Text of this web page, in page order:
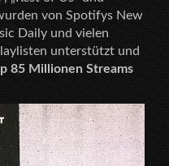
von Spotifys New
Daily und vielen
unterstützt und
85 Millionen Streams